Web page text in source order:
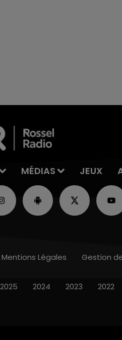
MÉDIAS JEUX
Mentions Légales Gestion
2025 2024 2023 2022